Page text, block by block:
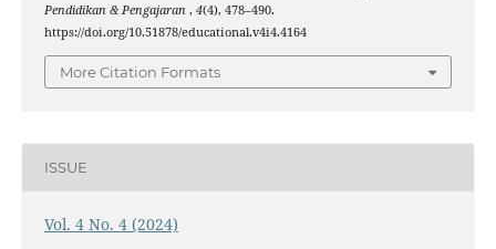
Pendidikan & Pengajaran , 4(4), 478–490.
https://doi.org/10.51878/educational.v4i4.4164
More Citation Formats
ISSUE
Vol. 4 No. 4 (2024)